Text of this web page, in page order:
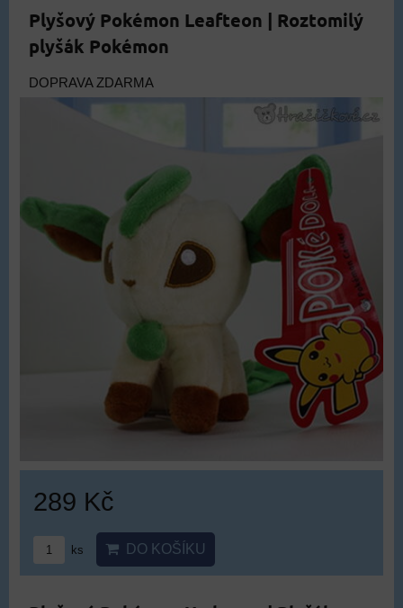
Plyšový Pokémon Leafteon | Roztomilý
plyšák Pokémon
DOPRAVA ZDARMA
289 Kč
ks DO KOŠÍKU